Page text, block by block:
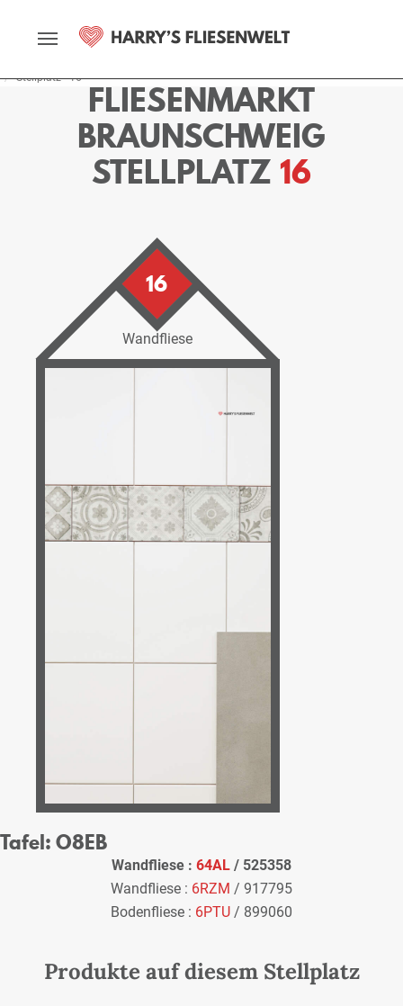
Stellplatz - 16
FLIESENMARKT
BRAUNSCHWEIG
STELLPLATZ 16
16
Wandfliese
Tafel: O8EB
Wandfliese : 64AL / 525358
Wandfliese : 6RZM / 917795
Bodenfliese : 6PTU / 899060
Produkte auf diesem Stellplatz